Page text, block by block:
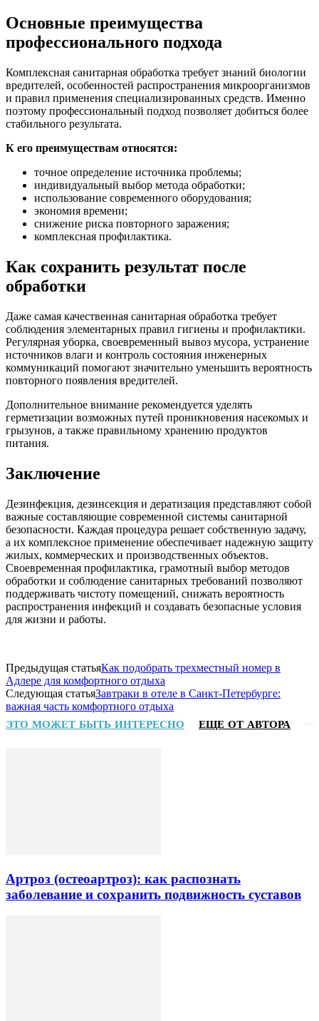
Основные преимущества
профессионального подхода
Комплексная санитарная обработка требует знаний биологии
вредителей, особенностей распространения микроорганизмов
и правил применения специализированных средств. Именно
поэтому профессиональный подход позволяет добиться более
стабильного результата.
К его преимуществам относятся:
точное определение источника проблемы;
индивидуальный выбор метода обработки;
использование современного оборудования;
экономия времени;
снижение риска повторного заражения;
комплексная профилактика.
Как сохранить результат после
обработки
Даже самая качественная санитарная обработка требует
соблюдения элементарных правил гигиены и профилактики.
Регулярная уборка, своевременный вывоз мусора, устранение
источников влаги и контроль состояния инженерных
коммуникаций помогают значительно уменьшить вероятность
повторного появления вредителей.
Дополнительное внимание рекомендуется уделять
герметизации возможных путей проникновения насекомых и
грызунов, а также правильному хранению продуктов
питания.
Заключение
Дезинфекция, дезинсекция и дератизация представляют собой
важные составляющие современной системы санитарной
безопасности. Каждая процедура решает собственную задачу,
а их комплексное применение обеспечивает надежную защиту
жилых, коммерческих и производственных объектов.
Своевременная профилактика, грамотный выбор методов
обработки и соблюдение санитарных требований позволяют
поддерживать чистоту помещений, снижать вероятность
распространения инфекций и создавать безопасные условия
для жизни и работы.
Предыдущая статьяКак подобрать трехместный номер в
Адлере для комфортного отдыха
Следующая статьяЗавтраки в отеле в Санкт-Петербурге:
важная часть комфортного отдыха
ЭТО МОЖЕТ БЫТЬ ИНТЕРЕСНО ЕЩЕ ОТ АВТОРА
Артроз (остеоартроз): как распознать
заболевание и сохранить подвижность суставов